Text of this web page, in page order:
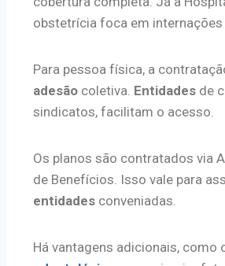
obstetrícia foca em internações
Para pessoa física, a
adesão coletiva. Entidades de
sindicatos, facilitam o acesso.
Os planos são contratados via
de Benefícios. Isso vale para
entidades conveniadas.
Há vantagens adicionais, como